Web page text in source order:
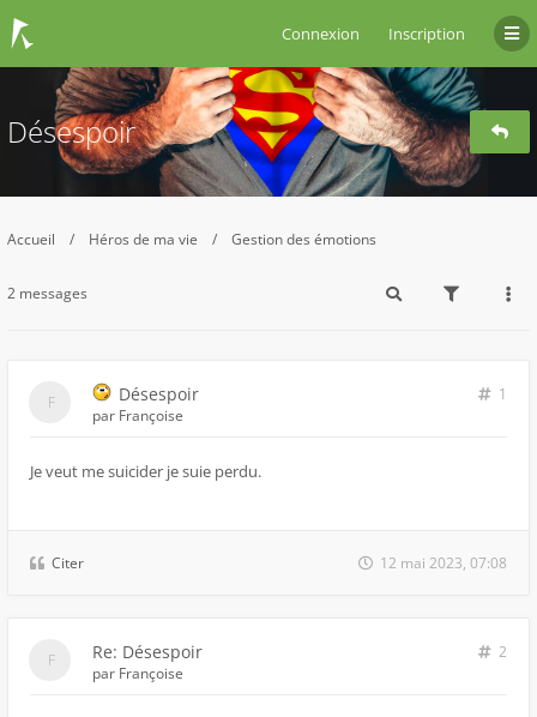
Connexion Inscription
Désespoir
Accueil Héros de ma vie Gestion des émotions
2 messages
Désespoir
1
par Françoise
Je veut me suicider je suie perdu.
Citer 12 mai 2023, 07:08
Re: Désespoir
2
par Françoise